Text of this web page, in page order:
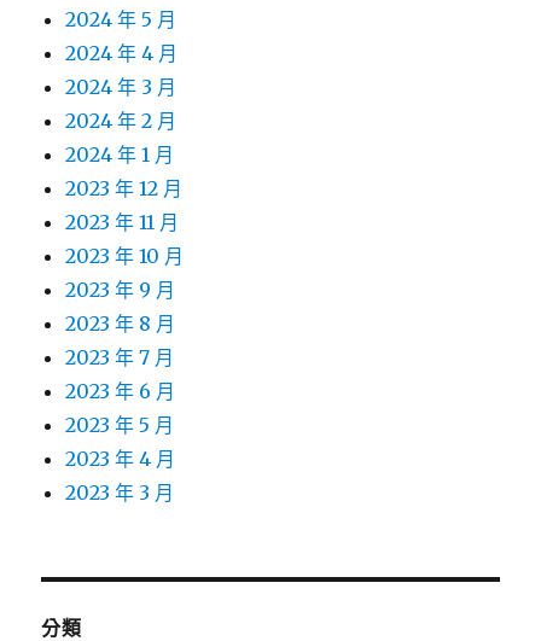
2024 年 5 月
2024 年 4 月
2024 年 3 月
2024 年 2 月
2024 年 1 月
2023 年 12 月
2023 年 11 月
2023 年 10 月
2023 年 9 月
2023 年 8 月
2023 年 7 月
2023 年 6 月
2023 年 5 月
2023 年 4 月
2023 年 3 月
分類